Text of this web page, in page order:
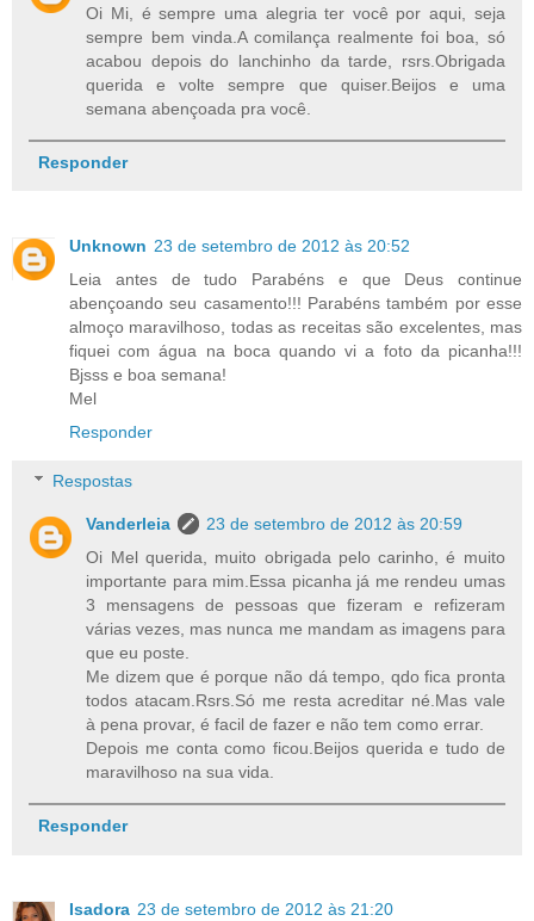
Oi Mi, é sempre uma alegria ter você por aqui, seja
sempre bem vinda.A comilança realmente foi boa, só
acabou depois do lanchinho da tarde, rsrs.Obrigada
querida e volte sempre que quiser.Beijos e uma
semana abençoada pra você.
Responder
Unknown 23 de setembro de 2012 às 20:52
Leia antes de tudo Parabéns e que Deus continue
abençoando seu casamento!!! Parabéns também por esse
almoço maravilhoso, todas as receitas são excelentes, mas
fiquei com água na boca quando vi a foto da picanha!!!
Bjsss e boa semana!
Mel
Responder
Respostas
Vanderleia
23 de setembro de 2012 às 20:59
Oi Mel querida, muito obrigada pelo carinho, é muito
importante para mim.Essa picanha já me rendeu umas
3 mensagens de pessoas que fizeram e refizeram
várias vezes, mas nunca me mandam as imagens para
que eu poste.
Me dizem que é porque não dá tempo, qdo fica pronta
todos atacam.Rsrs.Só me resta acreditar né.Mas vale
à pena provar, é facil de fazer e não tem como errar.
Depois me conta como ficou.Beijos querida e tudo de
maravilhoso na sua vida.
Responder
Isadora 23 de setembro de 2012 às 21:20